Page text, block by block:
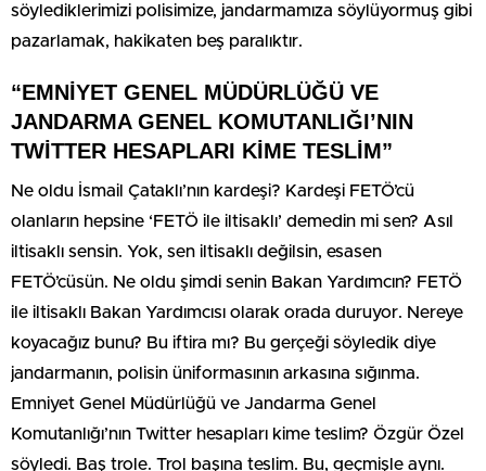
söylediklerimizi polisimize, jandarmamıza söylüyormuş gibi
pazarlamak, hakikaten beş paralıktır.
“EMNİYET GENEL MÜDÜRLÜĞÜ VE
JANDARMA GENEL KOMUTANLIĞI’NIN
TWİTTER HESAPLARI KİME TESLİM”
Ne oldu İsmail Çataklı’nın kardeşi? Kardeşi FETÖ’cü
olanların hepsine ‘FETÖ ile iltisaklı’ demedin mi sen? Asıl
iltisaklı sensin. Yok, sen iltisaklı değilsin, esasen
FETÖ’cüsün. Ne oldu şimdi senin Bakan Yardımcın? FETÖ
ile iltisaklı Bakan Yardımcısı olarak orada duruyor. Nereye
koyacağız bunu? Bu iftira mı? Bu gerçeği söyledik diye
jandarmanın, polisin üniformasının arkasına sığınma.
Emniyet Genel Müdürlüğü ve Jandarma Genel
Komutanlığı’nın Twitter hesapları kime teslim? Özgür Özel
söyledi. Baş trole. Trol başına teslim. Bu, geçmişle aynı.